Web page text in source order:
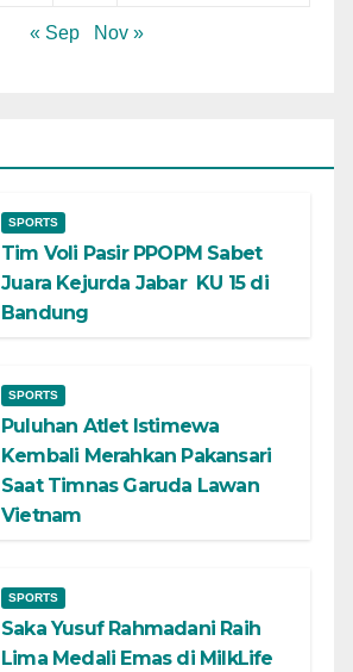
« Sep Nov »
SPORTS
Tim Voli Pasir PPOPM Sabet
Juara Kejurda Jabar KU 15 di
Bandung
SPORTS
Puluhan Atlet Istimewa
Kembali Merahkan Pakansari
Saat Timnas Garuda Lawan
Vietnam
SPORTS
Saka Yusuf Rahmadani Raih
Lima Medali Emas di MilkLife